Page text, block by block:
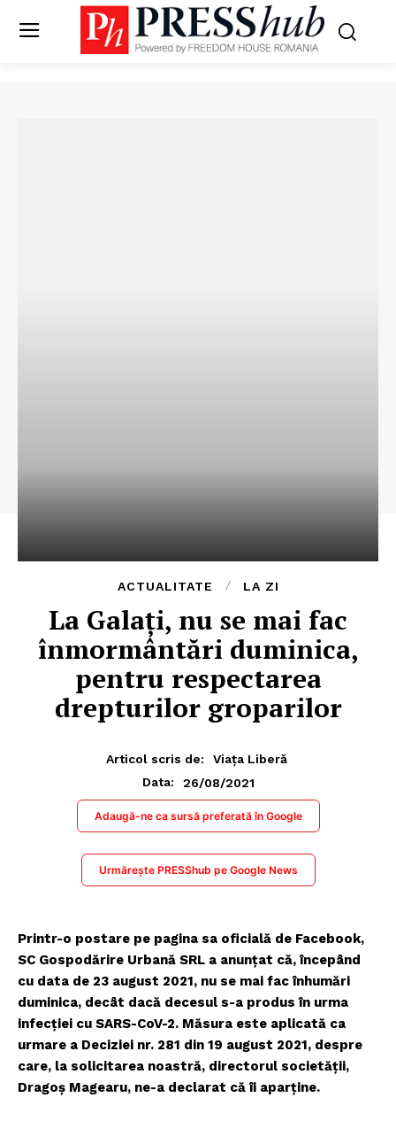
ACTUALITATE LA ZI
La Galaţi, nu se mai fac
înmormântări duminica,
pentru respectarea
drepturilor groparilor
Articol scris de:
Viața Liberă
Data:
26/08/2021
Adaugă-ne ca sursă preferată în Google
Urmărește PRESShub pe Google News
Printr-o postare pe pagina sa oficială de Facebook,
SC Gospodărire Urbană SRL a anunțat că, începând
cu data de 23 august 2021, nu se mai fac înhumări
duminica, decât dacă decesul s-a produs în urma
infecției cu SARS-CoV-2. Măsura este aplicată ca
urmare a Deciziei nr. 281 din 19 august 2021, despre
care, la solicitarea noastră, directorul societății,
Dragoș Magearu, ne-a declarat că îi aparține.